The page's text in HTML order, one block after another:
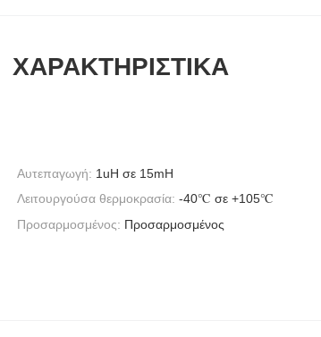
ΧΑΡΑΚΤΗΡΙΣΤΙΚΆ
Αυτεπαγωγή: 1uH σε 15mH
Λειτουργούσα θερμοκρασία: -40℃ σε +105℃
Προσαρμοσμένος: Προσαρμοσμένος